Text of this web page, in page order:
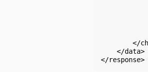
</
    </data>